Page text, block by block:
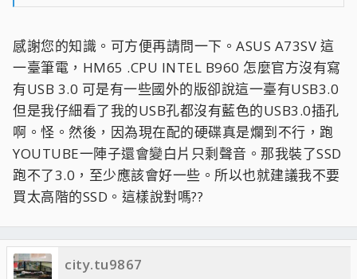
感謝您的知識。可方便再請問一下。ASUS A73SV 這
一臺筆電，HM65 .CPU INTEL B960 怎麼官方沒有寫
有USB 3.0 可是有一些國外的版卻說這一臺有USB3.0
但是我仔細看了我的USB孔都沒有藍色的USB3.0插孔
啊。怪。然後，因為現在配的硬碟真是爛到不行，跑
YOUTUBE一陣子還會變白片只剩聲音。那我裝了SSD
跑不了3.0，至少應該會好一些。所以也就建議我不要
買太高階的SSD。這樣說對嗎??
city.tu9867